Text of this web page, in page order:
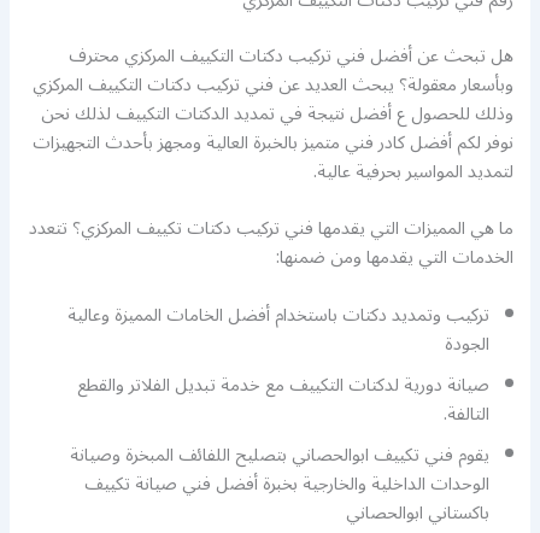
هل تبحث عن أفضل فني تركيب دكتات التكييف المركزي محترف
وبأسعار معقولة؟ يبحث العديد عن فني تركيب دكتات التكييف المركزي
وذلك للحصول ع أفضل نتيجة في تمديد الدكتات التكييف لذلك نحن
نوفر لكم أفضل كادر فني متميز بالخبرة العالية ومجهز بأحدث التجهيزات
لتمديد المواسير بحرفية عالية.
ما هي المميزات التي يقدمها فني تركيب دكتات تكييف المركزي؟ تتعدد
الخدمات التي يقدمها ومن ضمنها:
تركيب وتمديد دكتات باستخدام أفضل الخامات المميزة وعالية
الجودة
صيانة دورية لدكتات التكييف مع خدمة تبديل الفلاتر والقطع
التالفة.
يقوم فني تكييف ابوالحصاني بتصليح اللفائف المبخرة وصيانة
الوحدات الداخلية والخارجية بخبرة أفضل فني صيانة تكييف
باكستاني ابوالحصاني